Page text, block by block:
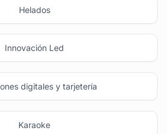
Helados
Innovación Led
digitales y tarjetería
Karaoke